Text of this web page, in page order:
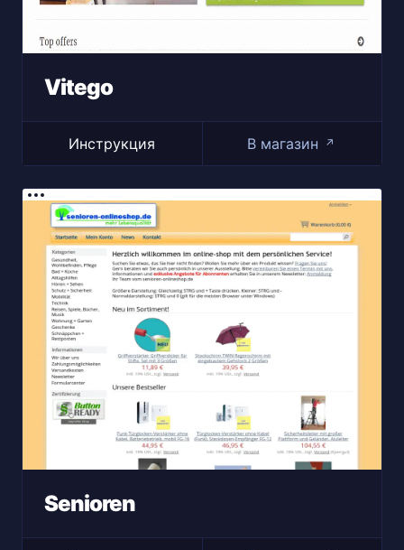
Vitego
Инструкция В магазин ↗
Senioren